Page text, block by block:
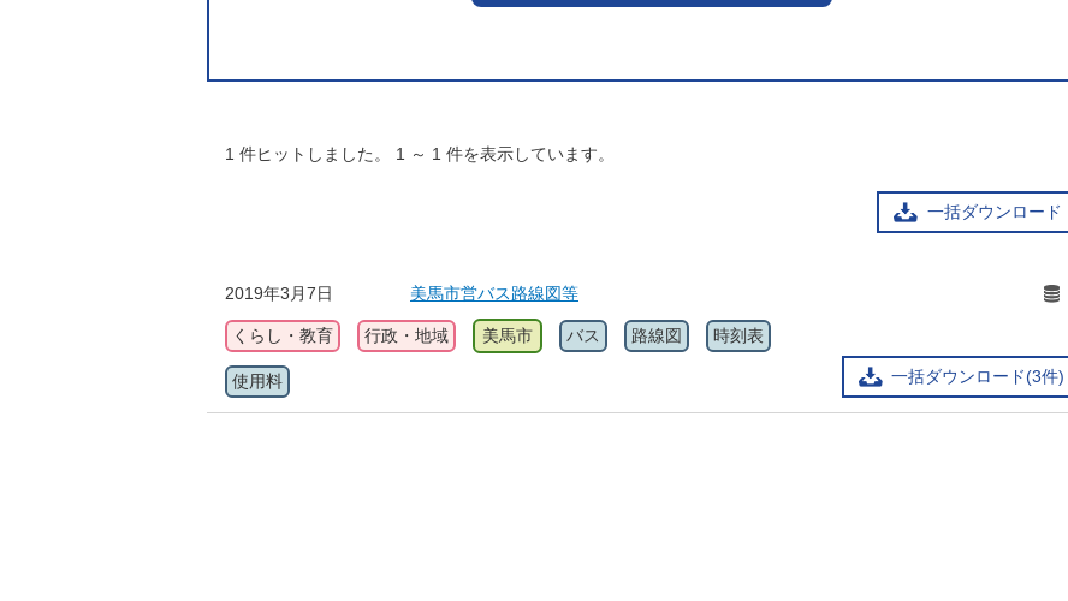
1 件ヒットしました。 1 ～ 1 件を表示しています。
一括ダウンロード
2019年3月7日 美馬市営バス路線図等
一括ダウンロード(3件)
くらし・教育 行政・地域 美馬市 バス 路線図 時刻表
使用料